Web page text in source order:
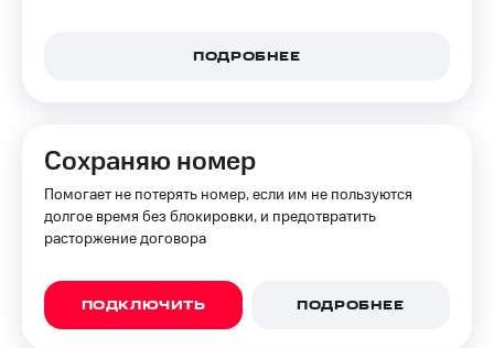
ПОДРОБНЕЕ
Сохраняю номер
Помогает не потерять номер, если им не пользуются
долгое время без блокировки, и предотвратить
расторжение договора
ПОДКЛЮЧИТЬ ПОДРОБНЕЕ